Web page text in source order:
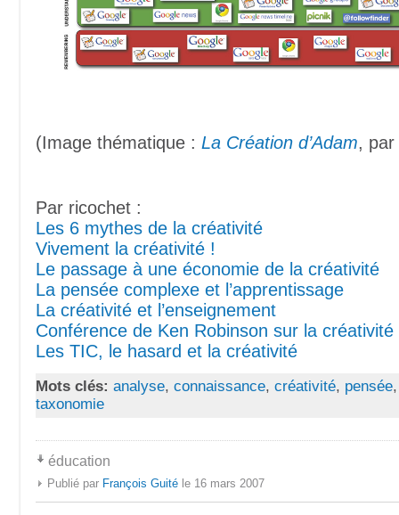
(Image thématique : La Création d’Adam, par
Par ricochet :
Les 6 mythes de la créativité
Vivement la créativité !
Le passage à une économie de la créativité
La pensée complexe et l’apprentissage
La créativité et l’enseignement
Conférence de Ken Robinson sur la créativité
Les TIC, le hasard et la créativité
Mots clés: analyse, connaissance, créativité, pensée
taxonomie
éducation
Publié par François Guité le 16 mars 2007